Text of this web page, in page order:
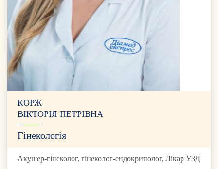
КОРЖ
ВІКТОРІЯ ПЕТРІВНА
Гінекологія
Акушер-гінеколог, гінеколог-ендокринолог, Лікар УЗД